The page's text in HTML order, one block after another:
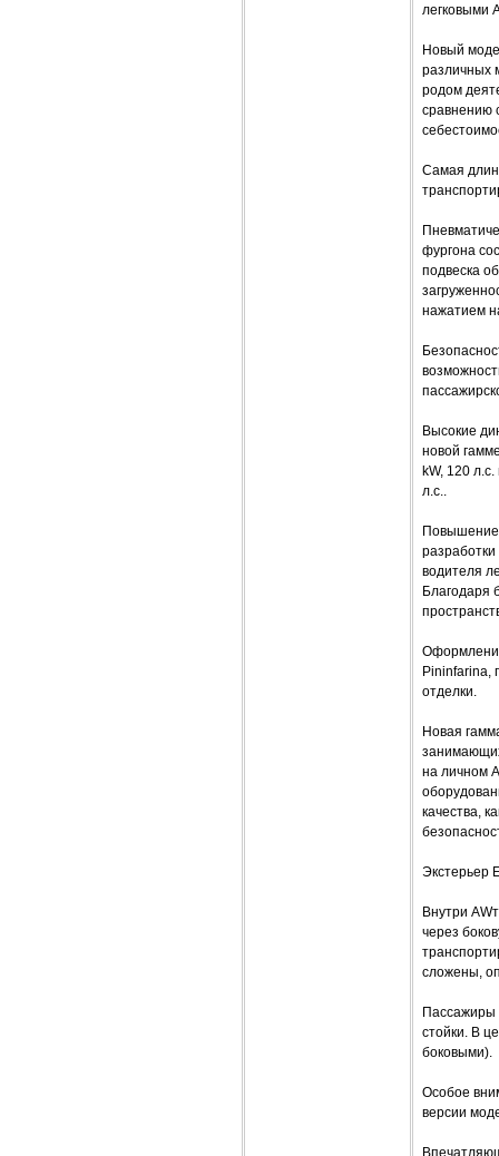
легковыми
Новый
различных
родом
сравнению
Самая
фургона
подвеска
нажатием
Высокие
новой
kW, 120
л.с..
Повышение
водителя
Благодаря
Pininfarina,
отделки.
Новая
на личном
качества,
Экстерьер
Внутри
через
сложены,
Пассажиры
стойки. В
боковыми).
Особое
версии